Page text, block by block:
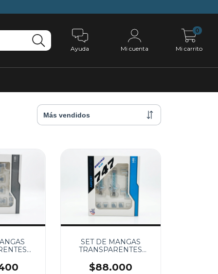
Ayuda Mi cuenta Mi carrito
0
SET DE MANGAS
TRANSPARENTES
$88.000